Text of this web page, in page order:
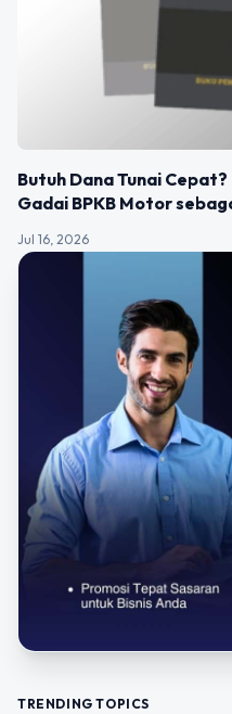
Butuh Dana Tunai
Gadai BPKB Motor
Jul 16, 2026
TRENDING TOPICS